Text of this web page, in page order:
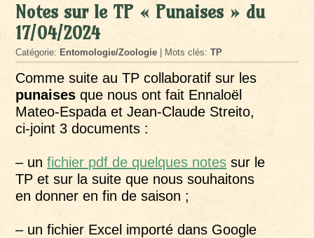
Notes sur le TP « Punaises » du
17/04/2024
Catégorie: Entomologie/Zoologie | Mots clés:TP
Comme suite au TP collaboratif sur les
punaises que nous ont fait Ennaloël
Mateo-Espada et Jean-Claude Streito,
ci-joint 3 documents :
– unfichier pdf de quelques notes sur le
TP et sur la suite que nous souhaitons
en donner en fin de saison ;
– un fichier Excel importé dans Google